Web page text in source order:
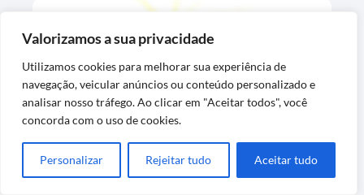
Valorizamos a sua privacidade
Utilizamos cookies para melhorar sua experiência de
navegação, veicular anúncios ou conteúdo personalizado e
analisar nosso tráfego. Ao clicar em "Aceitar todos", você
concorda com o uso de cookies.
Personalizar Rejeitar tudo Aceitar tudo
Ordem de preenchimento do álbum Copa
2026 que reduz o número de trocas